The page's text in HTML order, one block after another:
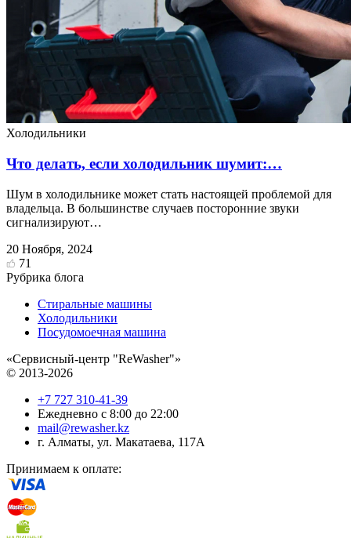
Холодильники
Что делать, если холодильник шумит:…
Шум в холодильнике может стать настоящей проблемой для
владельца. В большинстве случаев посторонние звуки
сигнализируют…
20 Ноября, 2024
71
Рубрика блога
Стиральные машины
Холодильники
Посудомоечная машина
«Сервисный-центр "ReWasher"»
© 2013-2026
+7 727 310-41-39
Ежедневно с 8:00 до 22:00
mail@rewasher.kz
г. Алматы, ул. Макатаева, 117А
Принимаем к оплате: